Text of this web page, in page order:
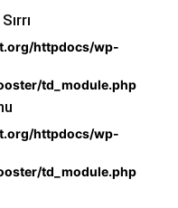
httpdocs/wp-
td_module.php
httpdocs/wp-
td_module.php